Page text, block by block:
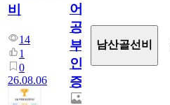
비
14
1
0
26.08.06
어
공
부
인
증
남산골선비